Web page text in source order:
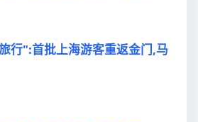
行":首批上海游客重返金门,马